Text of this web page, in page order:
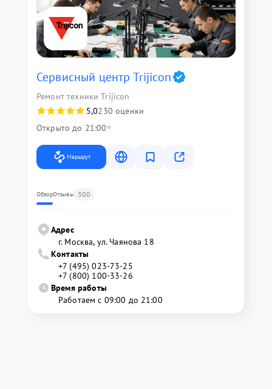
Сервисный центр Trijicon
Ремонт техники Trijicon
5,0230 оценки
Открыто до 21:00
Маршрут
ОбзорОтзывы 300
Адрес
г. Москва, ул. Чаянова 18
Контакты
+7 (495) 023-73-25
+7 (800) 100-33-26
Время работы
Работаем с 09:00 до 21:00